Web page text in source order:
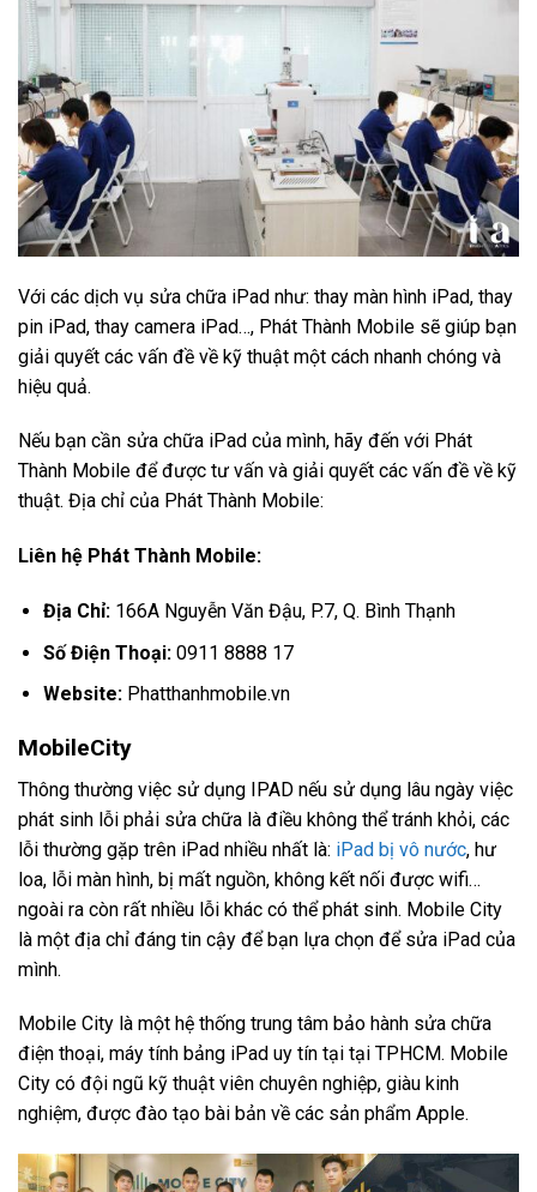
Với các dịch vụ sửa chữa iPad như: thay màn hình iPad, thay
pin iPad, thay camera iPad…, Phát Thành Mobile sẽ giúp bạn
giải quyết các vấn đề về kỹ thuật một cách nhanh chóng và
hiệu quả.
Nếu bạn cần sửa chữa iPad của mình, hãy đến với Phát
Thành Mobile để được tư vấn và giải quyết các vấn đề về kỹ
thuật. Địa chỉ của Phát Thành Mobile:
Liên hệ Phát Thành Mobile:
Địa Chỉ:166A Nguyễn Văn Đậu, P.7, Q. Bình Thạnh
Số Điện Thoại:0911 8888 17
Website:Phatthanhmobile.vn
MobileCity
Thông thường việc sử dụng IPAD nếu sử dụng lâu ngày việc
phát sinh lỗi phải sửa chữa là điều không thể tránh khỏi, các
lỗi thường gặp trên iPad nhiều nhất là: iPad bị vô nước, hư
loa, lỗi màn hình, bị mất nguồn, không kết nối được wifi…
ngoài ra còn rất nhiều lỗi khác có thể phát sinh. Mobile City
là một địa chỉ đáng tin cậy để bạn lựa chọn để sửa iPad của
mình.
Mobile City là một hệ thống trung tâm bảo hành sửa chữa
điện thoại, máy tính bảng iPad uy tín tại tại TPHCM. Mobile
City có đội ngũ kỹ thuật viên chuyên nghiệp, giàu kinh
nghiệm, được đào tạo bài bản về các sản phẩm Apple.